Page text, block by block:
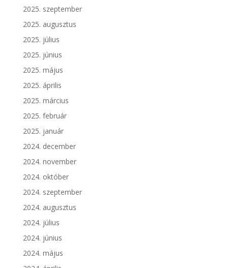
2025. szeptember
2025. augusztus
2025. július
2025. június
2025. május
2025. április
2025. március
2025. február
2025. január
2024. december
2024. november
2024. október
2024. szeptember
2024. augusztus
2024. július
2024. június
2024. május